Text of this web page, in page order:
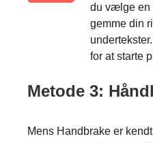
du vælge en
gemme din
for at starte
Metode 3:
Mens Handbrake er